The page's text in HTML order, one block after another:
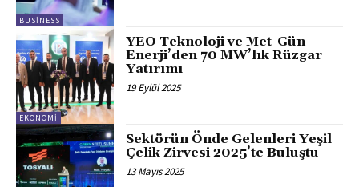
BUSINESS
EKONOMI
YEO Teknoloji ve Met-Gün
Enerji’den 70 MW’lık Rüzgar
Yatırımı
19 Eylül 2025
Sektörün Önde Gelenleri Yeşil
Çelik Zirvesi 2025’te Buluştu
13 Mayıs 2025